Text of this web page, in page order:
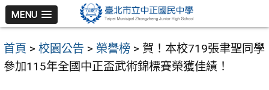
跳
至
主
要
MENU
首頁 > 校園公告 > 榮譽榜 > 賀！本校719張聿聖同學
參加115年全國中正盃武術錦標賽榮獲佳績！